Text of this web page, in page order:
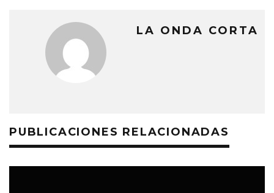
LA ONDA CORTA
PUBLICACIONES RELACIONADAS